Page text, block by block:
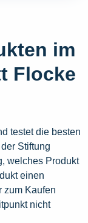
im
Flocke
testet die besten
Stiftung
welches Produkt
einen
zum Kaufen
nicht